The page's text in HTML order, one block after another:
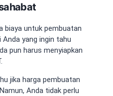
biaya untuk pembuatan
yang ingin tahu
pun harus menyiapkan
jika harga pembuatan
Anda tidak perlu